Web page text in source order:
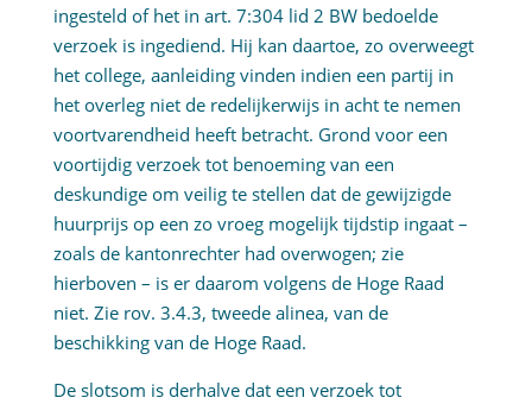
ingesteld of het in art. 7:304 lid 2 BW bedoelde
verzoek is ingediend. Hij kan daartoe, zo overweegt
het college, aanleiding vinden indien een partij in
het overleg niet de redelijkerwijs in acht te nemen
voortvarendheid heeft betracht. Grond voor een
voortijdig verzoek tot benoeming van een
deskundige om veilig te stellen dat de gewijzigde
huurprijs op een zo vroeg mogelijk tijdstip ingaat –
zoals de kantonrechter had overwogen; zie
hierboven – is er daarom volgens de Hoge Raad
niet. Zie rov. 3.4.3, tweede alinea, van de
beschikking van de Hoge Raad.
De slotsom is derhalve dat een verzoek tot